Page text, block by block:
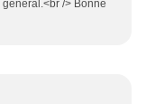
/> Bonne